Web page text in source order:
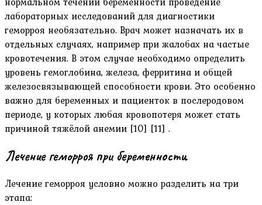
лабораторных исследований для диагностики
геморроя необязательно. Врач может назначать их в
отдельных случаях, например при жалобах на частые
кровотечения. В этом случае необходимо определить
уровень гемоглобина, железа, ферритина и общей
железосвязывающей способности крови. Это особенно
важно для беременных и пациенток в послеродовом
периоде, у которых любая кровопотеря может стать
причиной тяжёлой анемии [10] [11] .
Лечение геморроя при беременности
Лечение геморроя условно можно разделить на три
этапа: